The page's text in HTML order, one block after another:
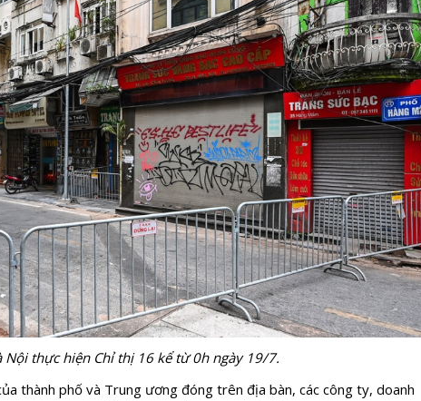
Nội thực hiện Chỉ thị 16 kể từ 0h ngày 19/7.
thành phố và Trung ương đóng trên địa bàn, các công ty, doanh